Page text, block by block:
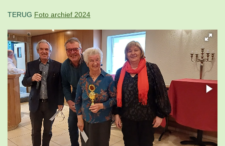
TERUG Foto archief 2024